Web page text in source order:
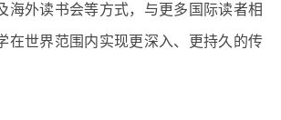
海外读书会等方式，与更多国际读者相
在世界范围内实现更深入、更持久的传